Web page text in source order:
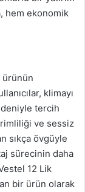
hem ekonomik
ürünün
klimayı
tercih
ve sessiz
sıkça övgüyle
sürecinin daha
12 Lik
bir ürün olarak